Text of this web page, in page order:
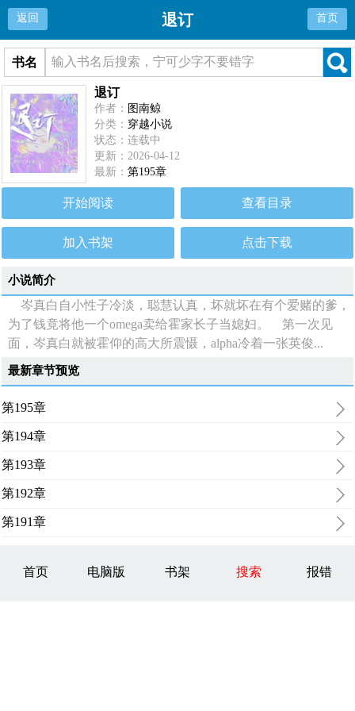
返回 退订 首页
书名
退订
作者： 图南鲸
分类： 穿越小说
状态：连载中
更新：2026-04-12
最新：第195章
开始阅读 查看目录
加入书架 点击下载
小说简介
岑真白自小性子冷淡，聪慧认真，坏就坏在有个爱赌的爹，
为了钱竟将他一个omega卖给霍家长子当媳妇。 第一次见
面，岑真白就被霍仰的高大所震慑，alpha冷着一张英俊...
最新章节预览
第195章
第194章
第193章
第192章
第191章
首页 电脑版 书架 搜索 报错